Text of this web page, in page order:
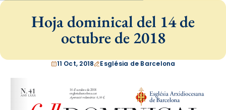
Hoja dominical del 14 de
octubre de 2018
11 Oct, 2018 Església de Barcelona